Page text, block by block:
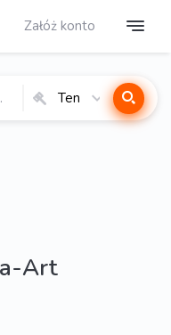
Załóż konto
Ten
Art